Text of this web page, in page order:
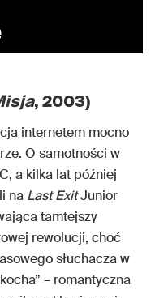
, 2003)
internetem mocno
O samotności w
a kilka lat później
na Last ExitJunior
tamtejszy
rewolucji, choć
słuchacza w
– romantyczna